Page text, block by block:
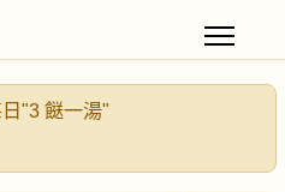
"3 餸一湯"